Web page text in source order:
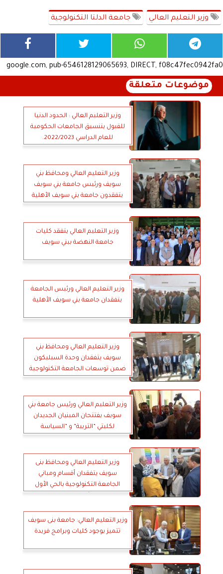
وزير التعليم العالي جامعة الدلتا التكنولوجية
google.com, pub-6546128129065693, DIRECT, f08c47fec0942fa0
موضوعات متعلقة
وزير التعليم العالي : الحدود الدنيا
للقبول بتنسيق الجامعات الحكومية
للعام الدراسي 2022/2023.
وزير التعليم العالي ومحافظ بني
سويف ورئيس جامعة بني سويف
يتفقدون جامعة بني سويف الأهلية
وزير التعليم العالي يتفقد كليات
جامعة النهضة ببني سويف
وزير التعليم العالي ورئيس الجامعة
يتفقدان جامعة بني سويف الأهلية
وزير التعليم العالي ومحافظ بني
سويف يتفقدان وحدة السيليكون
ضمن توسعات الجامعة التكنولوجية
وزير التعليم العالي ورئيس جامعة بني
سويف يفتتحان المبنيان الجديدان
لكليتي ”التربية” و ”السياسة
وزير التعليم العالي ومحافظ بنى
سويف يتفقدان أقسام ومباني
الجامعة التكنولوجية بالحي الأول
وزير التعليم العالي: جامعة بنى سويف
تتميز بوجود كليات وبرامج فريدة